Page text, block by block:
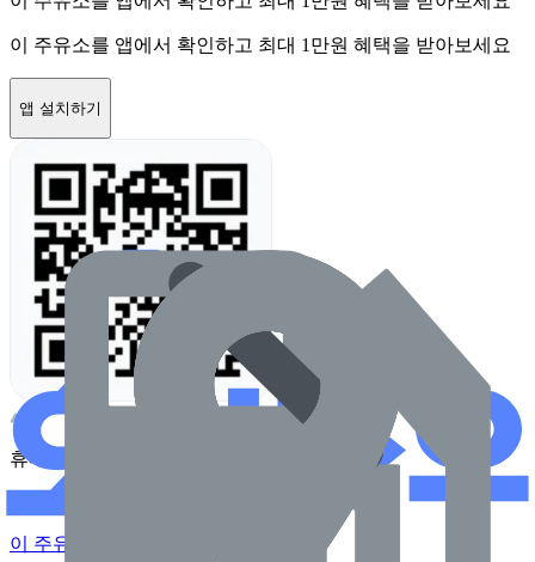
이 주유소를 앱에서 확인하고 최대 1만원 혜택을 받아보세요
앱 설치하기
휴대전화 카메라로 찍어보세요
이 주유소의 사장님이신가요?